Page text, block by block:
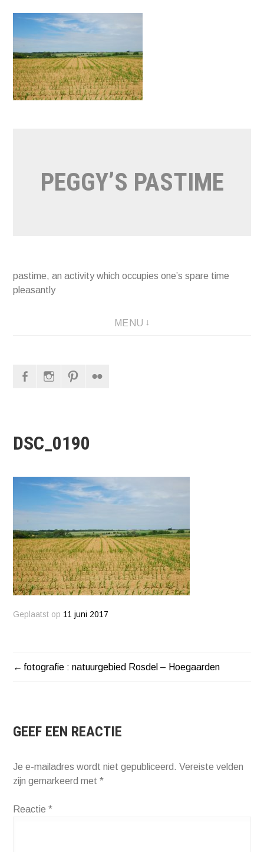
Naar
springen
PEGGY’S PASTIME
pastime, an activity which occupies one’s spare time
pleasantly
MENU
FacebookInstagram
DSC_0190
Geplaatst op 11 juni 2017
BERICHT
fotografie : natuurgebied Rosdel – Hoegaarden
GEEF EEN REACTIE
Je e-mailadres wordt niet gepubliceerd. Vereiste velden
zijn gemarkeerd met*
Reactie*